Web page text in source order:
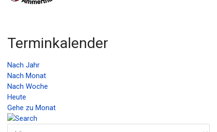
Terminkalender
Nach Jahr
Nach Monat
Nach Woche
Heute
Gehe zu Monat